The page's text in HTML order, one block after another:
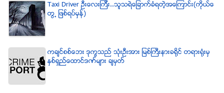
Taxi Driver ဦးေလးၾကီး..သူသရဲေျခာက္ခံရတဲ့အေၾကာင္း(ကိုယ္ေ
တြ႕ ျဖစ္ရပ္မွန္)
ကခ်င္စစ္ေဘး ဒုကၡသည္ သံုးဦးအား ျမစ္ႀကီးနားခရိုင္ တရားရံုးမွ
ႏွစ္ရွည္ေထာင္ဒဏ္မ်ား ခ်မွတ္